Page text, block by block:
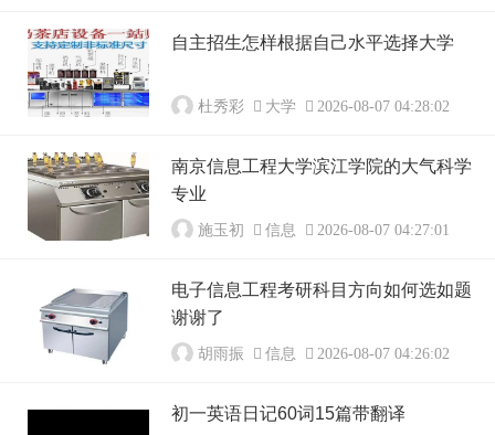
自主招生怎样根据自己水平选择大学
杜秀彩 大学 2026-08-07 04:28:02
南京信息工程大学滨江学院的大气科学
专业
施玉初 信息 2026-08-07 04:27:01
电子信息工程考研科目方向如何选如题
谢谢了
胡雨振 信息 2026-08-07 04:26:02
初一英语日记60词15篇带翻译